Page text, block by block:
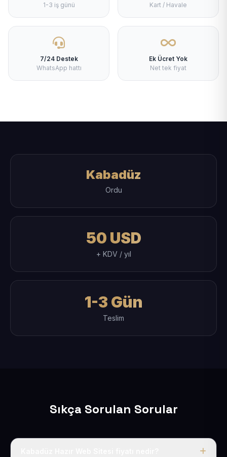
1-3 iş günü
Kart / Havale
7/24 Destek
WhatsApp hattı
Ek Ücret Yok
Net tek fiyat
Kabadüz
Ordu
50 USD
+ KDV / yıl
1-3 Gün
Teslim
Sıkça Sorulan Sorular